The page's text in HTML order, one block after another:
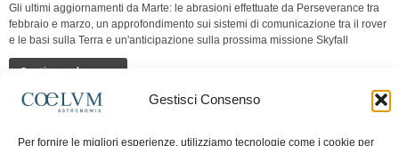
Gestisci Consenso
Per fornire le migliori esperienze, utilizziamo tecnologie come i cookie per
Gli ultimi aggiornamenti da Marte: le abrasioni effettuate da Perseverance tra
febbraio e marzo, un approfondimento sui sistemi di comunicazione tra il rover
e le basi sulla Terra e un'anticipazione sulla prossima missione Skyfall
Continua a leggere